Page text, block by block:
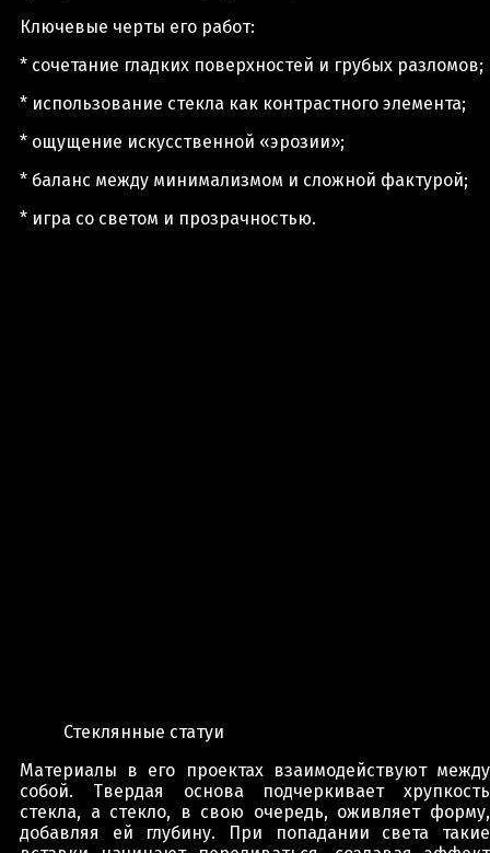
Ключевые черты его работ:
* сочетание гладких поверхностей и грубых разломов;
* использование стекла как контрастного элемента;
* ощущение искусственной «эрозии»;
* баланс между минимализмом и сложной фактурой;
* игра со светом и прозрачностью.
Стеклянные статуи
Материалы в его проектах взаимодействуют между
собой. Твердая основа подчеркивает хрупкость
стекла, а стекло, в свою очередь, оживляет форму,
добавляя ей глубину. При попадании света такие